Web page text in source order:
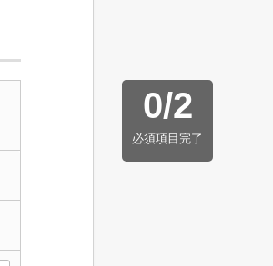
0/2
必須項目完了